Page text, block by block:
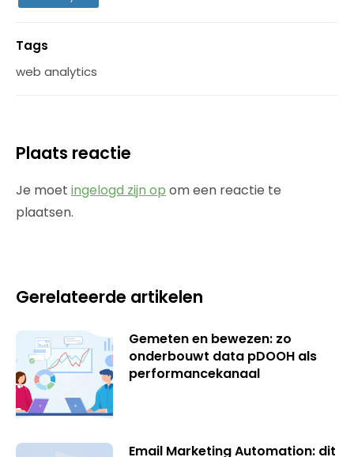
Tags
web analytics
Plaats reactie
Je moet ingelogd zijn op om een reactie te
plaatsen.
Gerelateerde artikelen
Gemeten en bewezen: zo
onderbouwt data pDOOH als
performancekanaal
Email Marketing Automation: dit